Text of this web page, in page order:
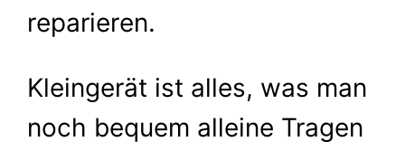
reparieren.
Kleingerät ist alles, was man
noch bequem alleine Tragen